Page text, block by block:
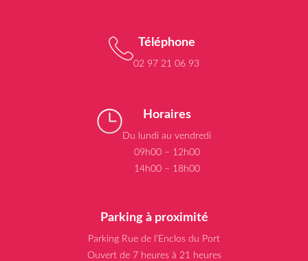
Téléphone
02 97 21 06 93
Horaires
Du lundi au vendredi
09h00 – 12h00
14h00 – 18h00
Parking à proximité
Parking Rue de l’Enclos du Port
Ouvert de 7 heures à 21 heures